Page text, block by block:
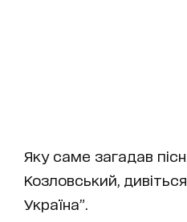
Яку саме загадав
Козловський,
Україна”.